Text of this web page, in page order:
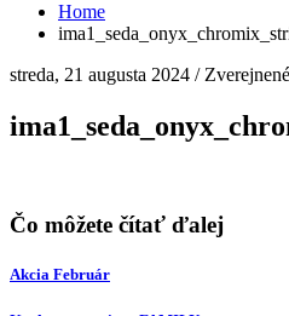
Home
streda, 21 augusta 2024 /
Čo môžete čítať ďalej
Akcia Február